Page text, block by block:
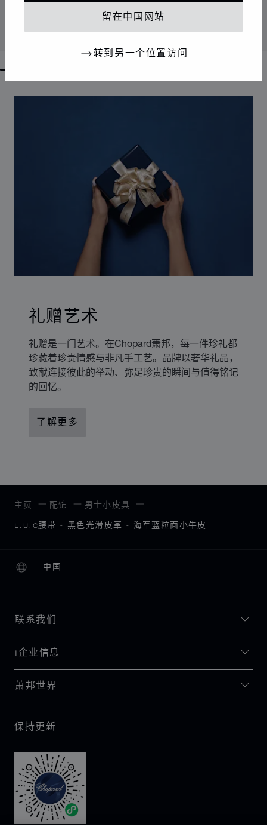
留在中国网站
转到另一个位置访问
联系我们
礼赠艺术
礼赠是一门艺术。在Chopard萧邦，每一件珍礼都
珍藏着珍贵情感与非凡手工艺。品牌以奢华礼品，
致献连接彼此的举动、弥足珍贵的瞬间与值得铭记
的回忆。
了解更多
主页 配饰 男士小皮具
L.U.C腰带 - 黑色光滑皮革 - 海军蓝粒面小牛皮
中国
本地化（更改国家/地区）
更改国家/地区
联系我们
I企业信息
萧邦世界
保持更新